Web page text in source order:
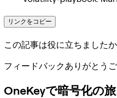
リンクをコピー
この記事は役に立ちましたか
フィードバックありがとう
OneKeyで暗号化の